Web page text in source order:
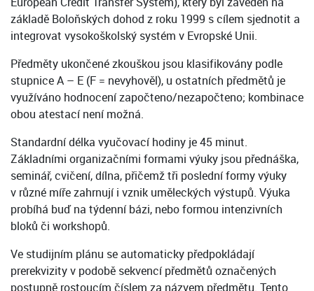
základě Boloňských dohod z roku 1999 s cílem sjednotit a
integrovat vysokoškolský systém v Evropské Unii.
Předměty ukončené zkouškou jsou klasifikovány podle
stupnice A – E (F = nevyhověl), u ostatních předmětů je
využíváno hodnocení započteno/nezapočteno; kombinace
obou atestací není možná.
Standardní délka vyučovací hodiny je 45 minut.
Základními organizačními formami výuky jsou přednáška,
seminář, cvičení, dílna, přičemž tři poslední formy výuky
v různé míře zahrnují i vznik uměleckých výstupů. Výuka
probíhá buď na týdenní bázi, nebo formou intenzivních
bloků či workshopů.
Ve studijním plánu se automaticky předpokládají
prerekvizity v podobě sekvencí předmětů označených
postupně rostoucím číslem za názvem předmětu. Tento